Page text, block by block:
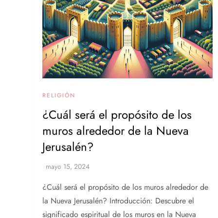
RELIGIÓN
¿Cuál será el propósito de los
muros alrededor de la Nueva
Jerusalén?
¿Cuál será el propósito de los muros alrededor de
la Nueva Jerusalén? Introducción: Descubre el
significado espiritual de los muros en la Nueva